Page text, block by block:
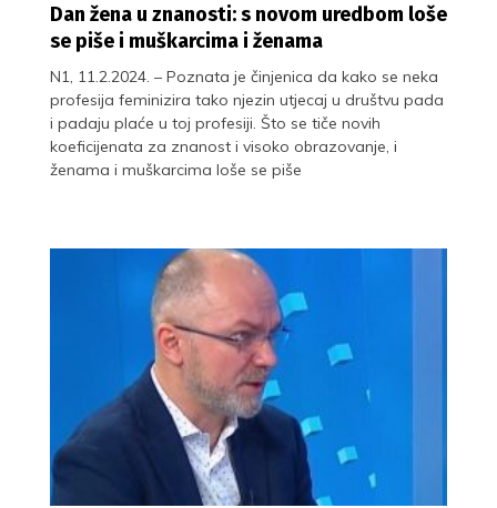
Dan žena u znanosti: s novom uredbom loše
se piše i muškarcima i ženama
N1, 11.2.2024. – Poznata je činjenica da kako se neka
profesija feminizira tako njezin utjecaj u društvu pada
i padaju plaće u toj profesiji. Što se tiče novih
koeficijenata za znanost i visoko obrazovanje, i
ženama i muškarcima loše se piše